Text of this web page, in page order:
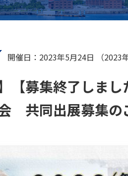
開催日：2023年5月24日 （2023
】【募集終了しま
共同出展募集の